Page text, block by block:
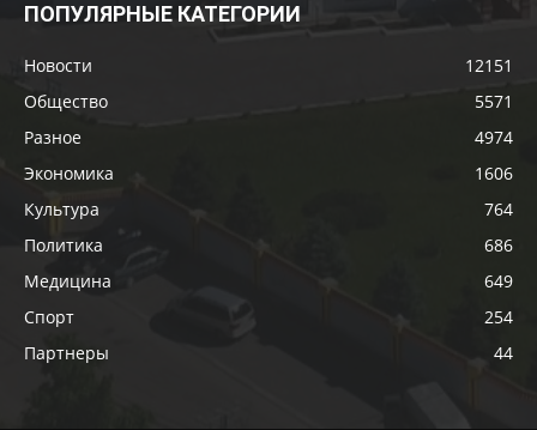
ПОПУЛЯРНЫЕ КАТЕГОРИИ
Новости
12151
Общество
5571
Разное
4974
Экономика
1606
Культура
764
Политика
686
Медицина
649
Спорт
254
Партнеры
44